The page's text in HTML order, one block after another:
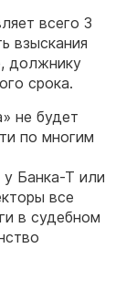
всего 3
взыскания
должнику
срока.
не будет
по многим
у Банка-Т или
все
в судебном